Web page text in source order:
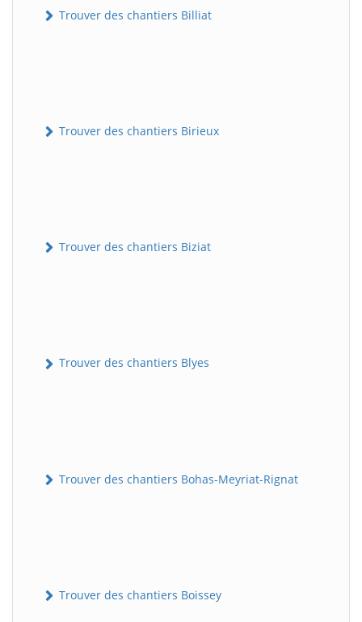
Trouver des chantiers Billiat
Trouver des chantiers Birieux
Trouver des chantiers Biziat
Trouver des chantiers Blyes
Trouver des chantiers Bohas-Meyriat-Rignat
Trouver des chantiers Boissey